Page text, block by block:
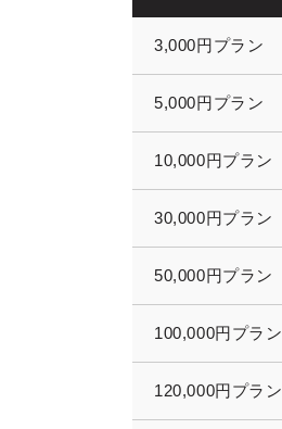
3,000円プラン
5,000円プラン
10,000円プラン
30,000円プラン
50,000円プラン
100,000円プラン
120,000円プラン